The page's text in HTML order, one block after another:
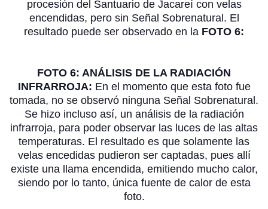
procesión del Santuario de Jacareí con velas
encendidas, pero sin Señal Sobrenatural. El
resultado puede ser observado en la FOTO 6:
FOTO 6: ANÁLISIS DE LA RADIACIÓN
INFRARROJA: En el momento que esta foto fue
tomada, no se observó ninguna Señal Sobrenatural.
Se hizo incluso así, un análisis de la radiación
infrarroja, para poder observar las luces de las altas
temperaturas. El resultado es que solamente las
velas encedidas pudieron ser captadas, pues allí
existe una llama encendida, emitiendo mucho calor,
siendo por lo tanto, única fuente de calor de esta
foto.